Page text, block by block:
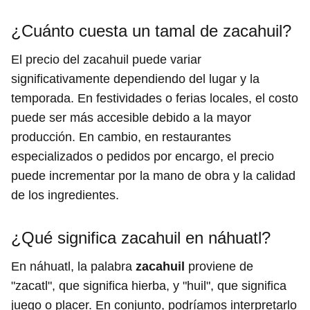
¿Cuánto cuesta un tamal de zacahuil?
El precio del zacahuil puede variar
significativamente dependiendo del lugar y la
temporada. En festividades o ferias locales, el costo
puede ser más accesible debido a la mayor
producción. En cambio, en restaurantes
especializados o pedidos por encargo, el precio
puede incrementar por la mano de obra y la calidad
de los ingredientes.
¿Qué significa zacahuil en náhuatl?
En náhuatl, la palabra zacahuil proviene de
"zacatl", que significa hierba, y "huil", que significa
juego o placer. En conjunto, podríamos interpretarlo